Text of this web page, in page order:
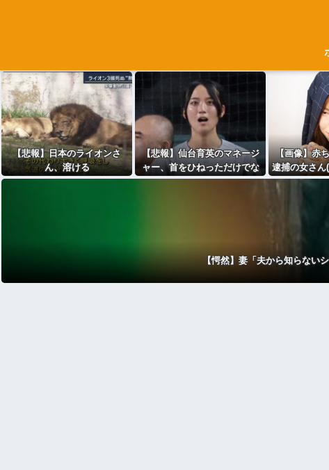
【悲報】日本のライオンさ
ん、溶ける
【悲報】仙台育英のマネージ
ャー、首をひねっただけでな
ぜかウインクしたことにされ
【画像】赤
逮捕の女さん
美人すぎる
【愕然】妻「夫から知らない